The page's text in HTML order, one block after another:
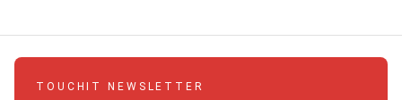
TOUCHIT NEWSLETTER